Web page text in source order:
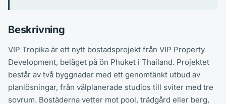
Beskrivning
VIP Tropika är ett nytt bostadsprojekt från VIP Property
Development, beläget på ön Phuket i Thailand. Projektet
består av två byggnader med ett genomtänkt utbud av
planlösningar, från välplanerade studios till sviter med tre
sovrum. Bostäderna vetter mot pool, trädgård eller berg,